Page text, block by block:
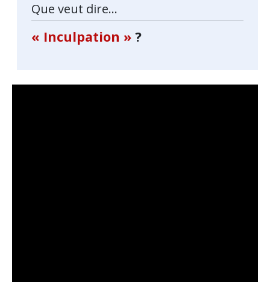
Que veut dire...
« Inculpation » ?